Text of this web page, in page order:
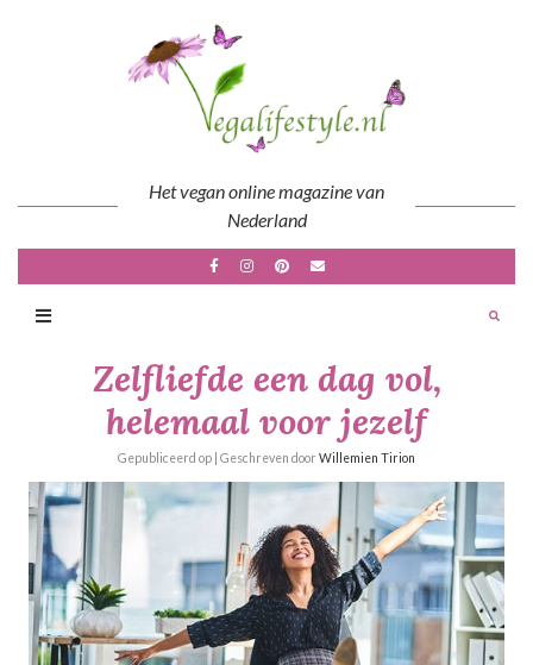
Het vegan online magazine van
Nederland
Zelfliefde een dag vol,
helemaal voor jezelf
Gepubliceerd op | Geschreven door Willemien Tirion